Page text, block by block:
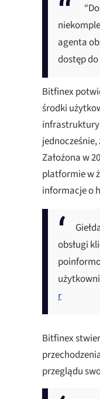
agenta
dostęp
Bitfinex
środki
infrastruktury
Założona w
platformie w
informacje o
obsługi
r
Bitfinex
przeglądu